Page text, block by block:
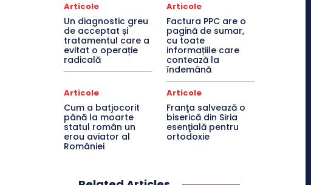
Articole
Un diagnostic greu
de acceptat și
tratamentul care a
evitat o operație
radicală
Articole
Factura PPC are o
pagină de sumar,
cu toate
informațiile care
contează la
îndemână
Articole
Cum a batjocorit
până la moarte
statul român un
erou aviator al
României
Articole
Franţa salvează o
biserică din Siria
esenţială pentru
ortodoxie